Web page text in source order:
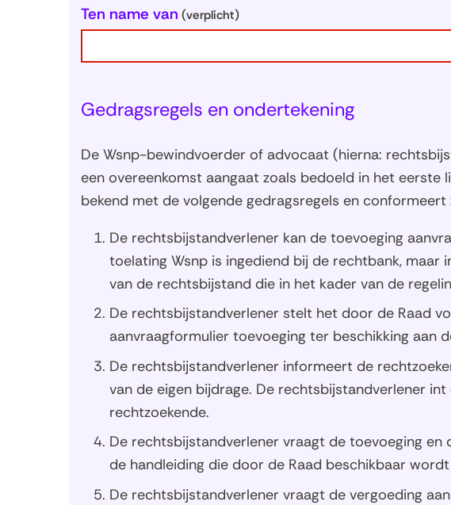
Ten name van (verplicht)
Gedragsregels en ondertekening
De Wsnp-bewindvoerder of advocaat (hierna:
een overeenkomst aangaat zoals bedoeld in het eerste
bekend met de volgende gedragsregels en conformeert
De rechtsbijstandverlener kan de toevoeging
toelating Wsnp is ingediend bij de rechtbank, maar
van de rechtsbijstand die in het kader van de
De rechtsbijstandverlener stelt het door de Raad
aanvraagformulier toevoeging ter beschikking aan
De rechtsbijstandverlener informeert de
van de eigen bijdrage. De rechtsbijstandverlener
rechtzoekende.
De rechtsbijstandverlener vraagt de toevoeging en
de handleiding die door de Raad beschikbaar
De rechtsbijstandverlener vraagt de vergoeding